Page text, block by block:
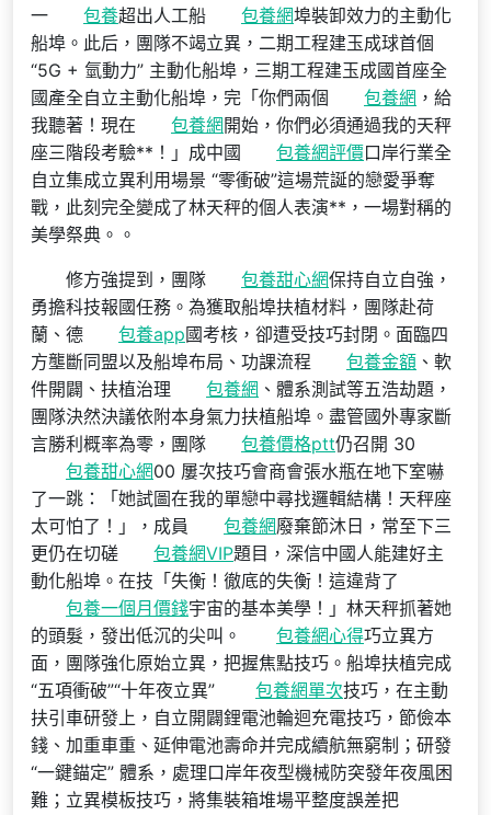
一
包養超出人工船 包養網埠裝卸效力的主動化
船埠。此后，團隊不竭立異，二期工程建玉成球首個
“5G + 氫動力” 主動化船埠，三期工程建玉成國首座全
國產全自立主動化船埠，完「你們兩個
包養網 ，給
我聽著！現在
包養網 開始，你們必須通過我的天秤
座三階段考驗**！」成中國
包養網評價口岸行業全
自立集成立異利用場景 “零衝破”這場荒誕的戀愛爭奪
戰，此刻完全變成了林天秤的個人表演**，一場對稱的
美學祭典。。
修方強提到，團隊 包養甜心網保持自立自強，
勇擔科技報國任務。為獲取船埠扶植材料，團隊赴荷
蘭、德
包養app國考核，卻遭受技巧封閉。面臨四
方壟斷同盟以及船埠布局、功課流程
包養金額 、軟
件開闢、扶植治理
包養網 、體系測試等五浩劫題，
團隊決然決議依附本身氣力扶植船埠。盡管國外專家斷
言勝利概率為零，團隊
包養價格ptt仍召開 30
包養甜心網00 屢次技巧會商會張水瓶在地下室嚇
了一跳：「她試圖在我的單戀中尋找邏輯結構！天秤座
太可怕了！」，成員
包養網廢棄節沐日，常至下三
更仍在切磋
包養網VIP題目，深信中國人能建好主
動化船埠。在技「失衡！徹底的失衡！這違背了
包養一個月價錢宇宙的基本美學！」林天秤抓著她
的頭髮，發出低沉的尖叫。
包養網心得巧立異方
面，團隊強化原始立異，把握焦點技巧。船埠扶植完成
“五項衝破”“十年夜立異”
包養網單次技巧，在主動
扶引車研發上，自立開闢鋰電池輪迴充電技巧，節儉本
錢、加重車重、延伸電池壽命并完成續航無窮制；研發
“一鍵錨定” 體系，處理口岸年夜型機械防突發年夜風困
難；立異模板技巧，將集裝箱堆場平整度誤差把